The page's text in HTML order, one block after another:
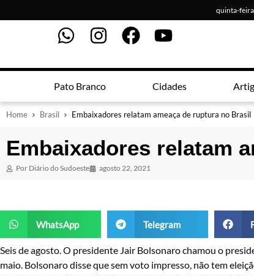
quinta-
Pato Branco Cidades
Home Brasil Embaixadores relatam ameaça de ruptura no Brasil
Embaixadores relatam
Por Diário do Sudoeste agosto 22, 2021
WhatsApp Telegram
Seis de agosto. O presidente Jair Bolsonaro chamou o
maio. Bolsonaro disse que sem voto impresso, não tem